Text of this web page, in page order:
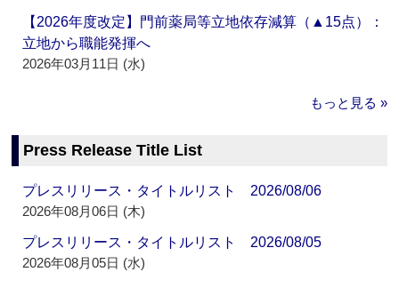
【2026年度改定】門前薬局等立地依存減算（▲15点）：
立地から職能発揮へ
2026年03月11日 (水)
もっと見る »
Press Release Title List
プレスリリース・タイトルリスト 2026/08/06
2026年08月06日 (木)
プレスリリース・タイトルリスト 2026/08/05
2026年08月05日 (水)